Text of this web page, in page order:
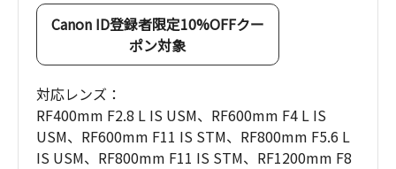
Canon ID登録者限定10%OFFクー
ポン対象
対応レンズ：
RF400mm F2.8 L IS USM、RF600mm F4 L IS
USM、RF600mm F11 IS STM、RF800mm F5.6 L
IS USM、RF800mm F11 IS STM、RF1200mm F8